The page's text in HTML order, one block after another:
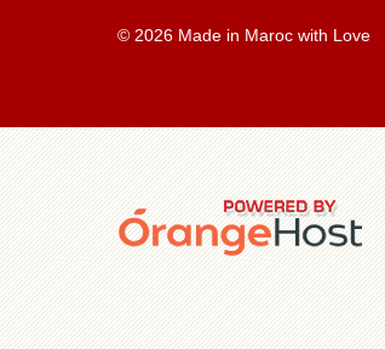
© 2026 Made in Maroc with Love